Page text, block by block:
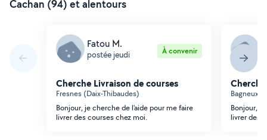
Cachan (94) et alentours
Fatou M.
postée jeudi À convenir
Cherche Livraison de courses
Fresnes (Daix-Thibaudes)
Bonjour, je cherche de l'aide pour me faire
livrer des courses chez moi.
Bagneux
Bonjour,
livrer des